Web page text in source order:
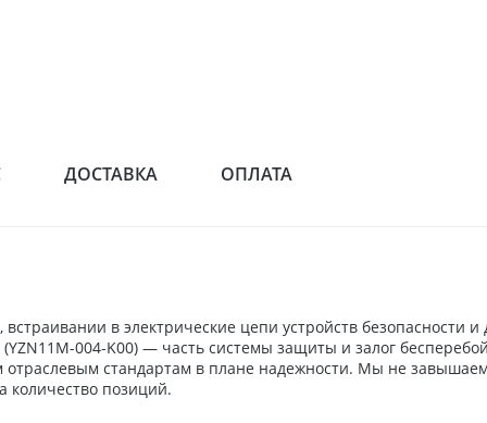
ДОСТАВКА ОПЛАТА
в электрические цепи устройств
004-K00) — часть системы защиты и залог
отраслевым стандартам в плане надежности. Мы не
количество позиций.